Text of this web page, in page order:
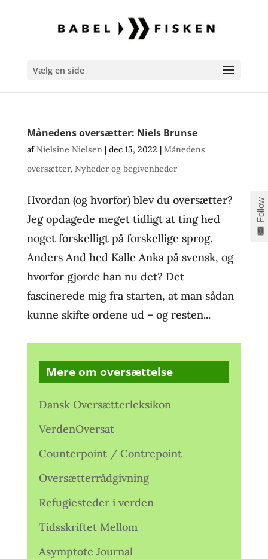
Vælg en side
Månedens oversætter: Niels Brunse
afNielsine Nielsen| dec 15, 2022 | Månedens
oversætter, Nyheder og begivenheder
Hvordan (og hvorfor) blev du oversætter?
Jeg opdagede meget tidligt at ting hed
noget forskelligt på forskellige sprog.
Anders And hed Kalle Anka på svensk, og
hvorfor gjorde han nu det? Det
fascinerede mig fra starten, at man sådan
kunne skifte ordene ud – og resten...
Mere om oversættelse
Dansk Oversætterleksikon
VerdenOversat
Counterpoint / Contrepoint
Oversætterrådgivning
Refugiesteder i verden
Tidsskriftet Mellom
Asymptote Journal
Follow